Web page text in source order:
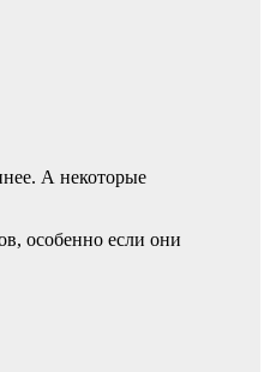
А некоторые
особенно если они